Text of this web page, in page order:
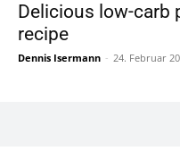
Delicious low-carb
recipe
Dennis Isermann - 24. Februar